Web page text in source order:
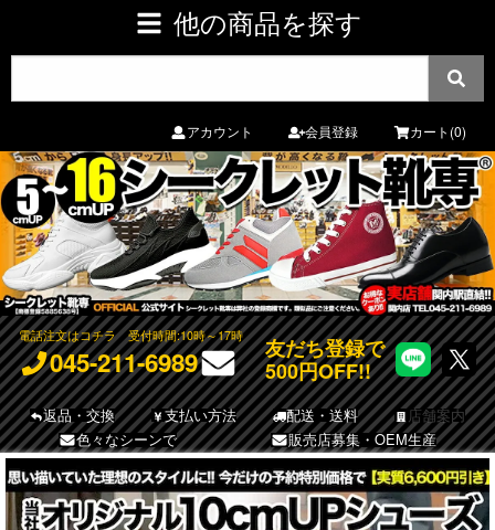
アカウント 会員登録 カート(0)
電話注文はコチラ受付時間:10時～17時
045-211-6989
友だち登録で
500円OFF!!
返品・交換 支払い方法 配送・送料
店舗案内
色々なシーンで
販売店募集・OEM生産
他の商品を探す